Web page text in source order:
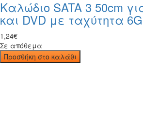
Καλώδιο SATA 3 50cm
και DVD με ταχύτητα
1 ,24€
Σε απόθεμα
Προσθήκη στο καλάθι